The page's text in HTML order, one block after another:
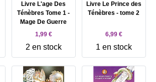
Livre L'age Des
Ténèbres Tome 1 -
Mage De Guerre
1,99 €
2 en stock
Livre Le Prince des
Ténèbres - tome 2
6,99 €
1 en stock